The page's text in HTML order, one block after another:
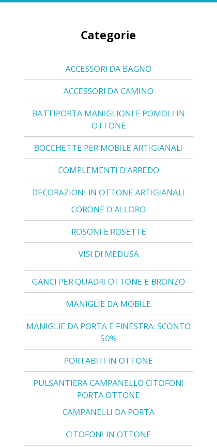
Categorie
ACCESSORI DA BAGNO
ACCESSORI DA CAMINO
BATTIPORTA MANIGLIONI E POMOLI IN
OTTONE
BOCCHETTE PER MOBILE ARTIGIANALI
COMPLEMENTI D'ARREDO
DECORAZIONI IN OTTONE ARTIGIANALI
CORONE D'ALLORO
ROSONI E ROSETTE
VISI DI MEDUSA
GANCI PER QUADRI OTTONE E BRONZO
MANIGLIE DA MOBILE
MANIGLIE DA PORTA E FINESTRA: SCONTO
50%
PORTABITI IN OTTONE
PULSANTIERA CAMPANELLO CITOFONI
PORTA OTTONE
CAMPANELLI DA PORTA
CITOFONI IN OTTONE